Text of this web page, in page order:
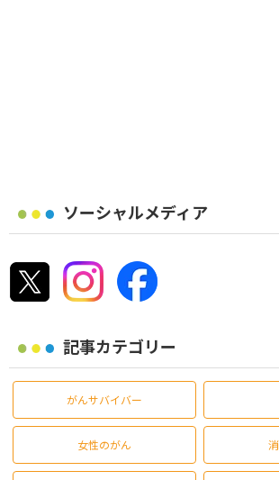
ソーシャルメディア
記事カテゴリー
がんサバイバー
女性のがん